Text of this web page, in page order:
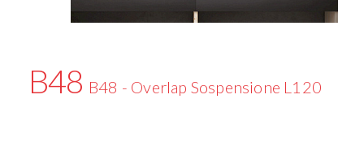
B48 B48 - Overlap Sospensione L120